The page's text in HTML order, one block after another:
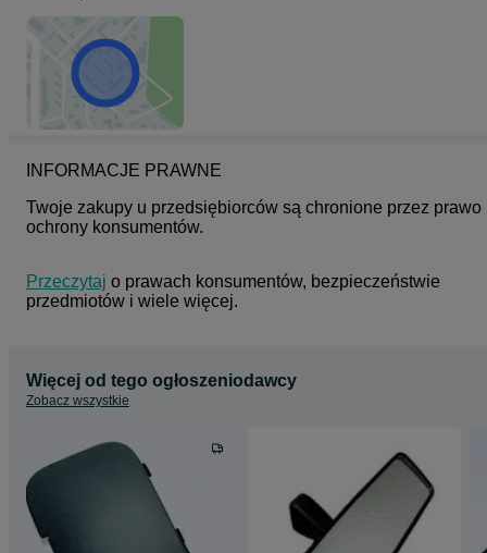
INFORMACJE PRAWNE
Twoje zakupy u przedsiębiorców są chronione przez prawo
ochrony konsumentów.
Przeczytaj o prawach konsumentów, bezpieczeństwie
przedmiotów i wiele więcej.
Więcej od tego ogłoszeniodawcy
Zobacz wszystkie